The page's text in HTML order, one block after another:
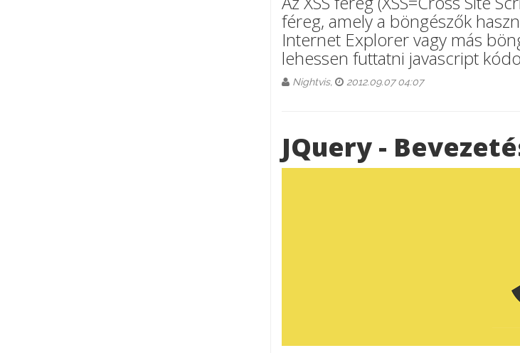
féreg, amely a böngészők
Internet Explorer vagy más
lehessen futtatni javascript
Nightvis, 2012.09.07 04:07
JQuery -